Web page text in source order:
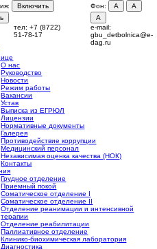
Включить
Фон: A
A
A
тел: +7 (8722)
51-78-17
e-mail:
gbu_detbolnica@e-
dag.ru
О нас
Руководство
Новости
Режим работы
Вакансии
Устав
Выписка из ЕГРЮЛ
Лицензии
Нормативные документы
Галерея
Противодействие коррупции
Медицинский персонал
Независимая оценка качества (НОК)
Контакты
Грудное отделение
Приемный покой
Соматическое отделение I
Соматическое отделение II
Отделение реанимации и интенсивной
терапии
Отделение реабилитации
Паллиативное отделение
Клинико-биохимическая лаборатория
Диагностика